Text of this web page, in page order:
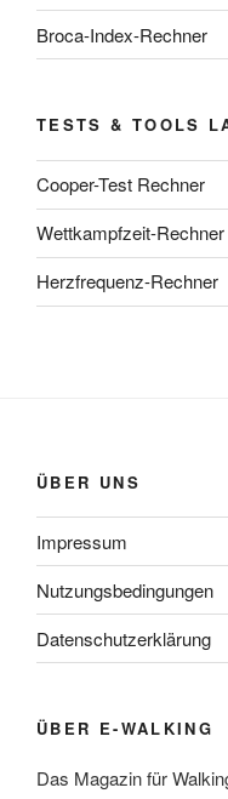
Broca-Index-Rechner
TESTS & TOOLS
Cooper-Test Rechner
Wettkampfzeit-Rechner
Herzfrequenz-Rechner
ÜBER UNS
Impressum
Nutzungsbedingungen
Datenschutzerklärung
ÜBER E-WALKING
Das Magazin für